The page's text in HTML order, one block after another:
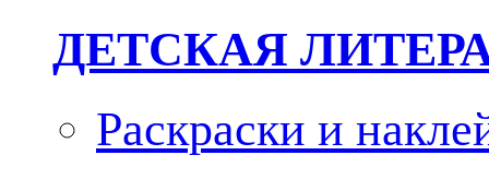
ДЕТСКАЯ
Раскраски и